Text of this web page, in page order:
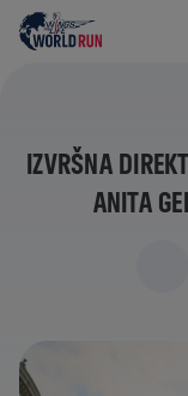
IZVRŠNA
ANITA